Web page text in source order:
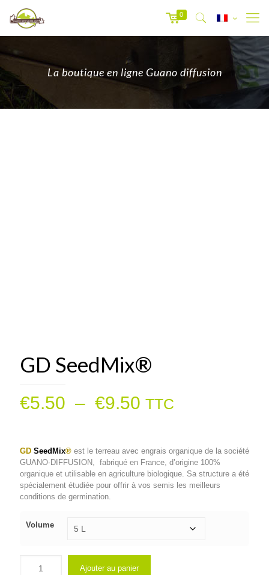
0
La boutique en ligne Guano diffusion
GD SeedMix®
€5.50 – €9.50 Plage
€5.50
à
€9.50
TTC
GD SeedMix® est le terreau avec engrais organique de la société
GUANO-DIFFUSION, fabriqué en France, d’origine 100%
organique et utilisable en agriculture biologique. Sa structure a été
spécialement étudiée pour offrir à vos semis les meilleurs
conditions de germination.
Volume
Ajouter au panier